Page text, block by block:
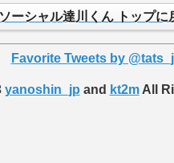
ソーシャル達川くん トップに
Favorite Tweets by
yanoshin_jp and kt2mAll